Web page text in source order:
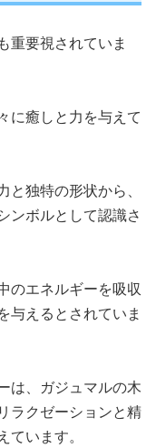
重要視されていま
に癒しと力を与えて
と独特の形状から、
ンボルとして認識さ
のエネルギーを吸収
与えるとされていま
は、ガジュマルの木
ラクゼーションと精
ています。